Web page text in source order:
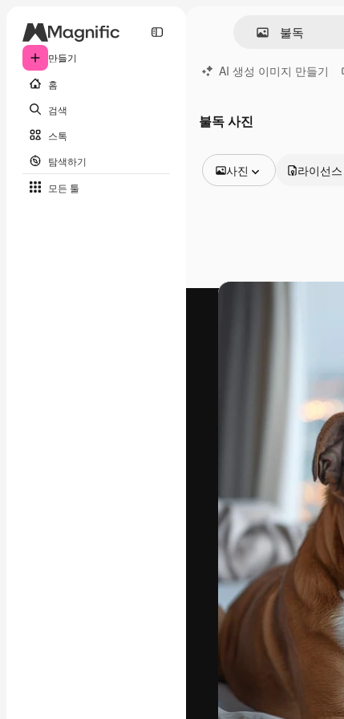
만들기
홈
검색
스톡
탐색하기
모든 툴
AI 생성 이미지 만들기
불독 사진
사진
동영상
라이선스
최고의 결
플랫폼. 크
스튜디오
한국어
Copyright ©